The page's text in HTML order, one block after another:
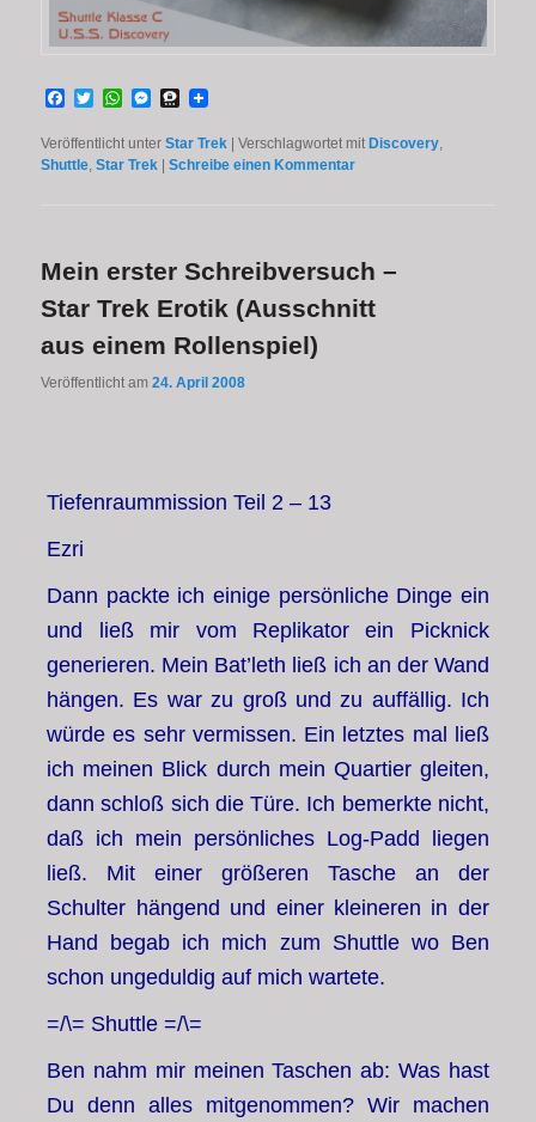
Facebook
TwitterWhatsApp
Messenger
Threema
Veröffentlicht unter Star Trek |Verschlagwortet mit Discovery
Shuttle ,Star Trek |Schreibe einen Kommentar
Mein erster Schreibversuch –
Star Trek Erotik (Ausschnitt
aus einem Rollenspiel)
Veröffentlicht am24. April 2008
Tiefenraummission Teil 2 – 13
Ezri
Dann packte ich einige persönliche Dinge ein
und ließ mir vom Replikator ein Picknick
generieren. Mein Bat’leth ließ ich an der Wand
hängen. Es war zu groß und zu auffällig. Ich
würde es sehr vermissen. Ein letztes mal ließ
ich meinen Blick durch mein Quartier gleiten,
dann schloß sich die Türe. Ich bemerkte nicht,
daß ich mein persönliches Log-Padd liegen
ließ. Mit einer größeren Tasche an der
Schulter hängend und einer kleineren in der
Hand begab ich mich zum Shuttle wo Ben
schon ungeduldig auf mich wartete.
=/\= Shuttle =/\=
Ben nahm mir meinen Taschen ab: Was hast
Du denn alles mitgenommen? Wir machen